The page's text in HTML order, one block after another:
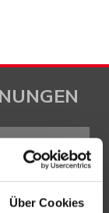
Über Cookies